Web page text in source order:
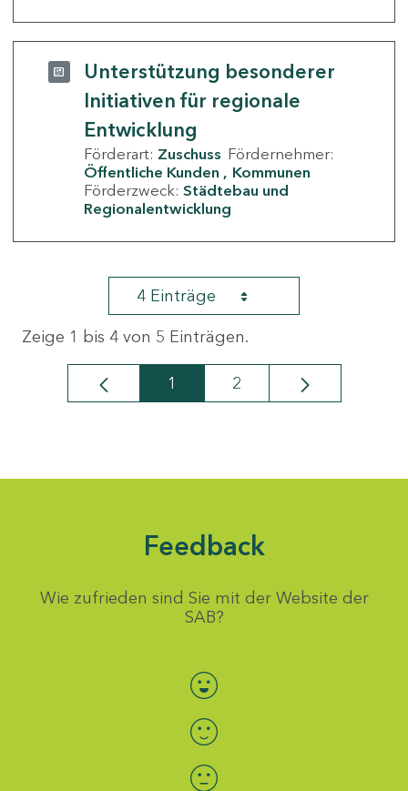
Unterstützung besonderer
Initiativen für regionale
Entwicklung
Förderart: Zuschuss Fördernehmer:
Öffentliche Kunden
Kommunen
Förderzweck: Städtebau und
Regionalentwicklung
4 Einträge
Zeige 1 bis 4 von 5 Einträgen.
Seite
1 Seite
2
Feedback
Wie zufrieden sind Sie mit der Website der
SAB?
Bewertung auswählen